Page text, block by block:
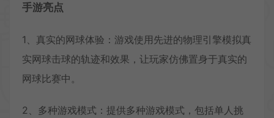
手游亮点
1、真实的网球体验：游戏使用先进的物理引擎模拟真
实网球击球的轨迹和效果，让玩家仿佛置身于真实的
网球比赛中。
2、多种游戏模式：提供多种游戏模式，包括单人挑